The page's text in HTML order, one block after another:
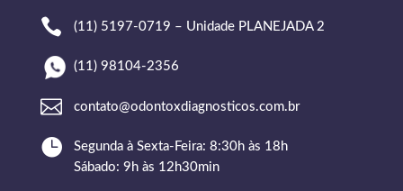
 (11) 5197-0719 – Unidade PLANEJADA 2
(11) 98104-2356
 contato@odontoxdiagnosticos.com.br

Segunda à Sexta-Feira: 8:30h às 18h
Sábado: 9h às 12h30min